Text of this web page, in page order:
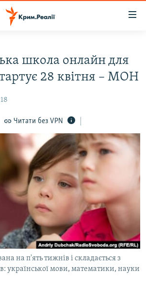
КРИМУ
школа онлайн для
28 квітня – МОН
Читати без VPN
на п'ять тижнів і складається з
української мови, математики, науки